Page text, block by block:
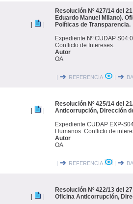
Resolución Nº 427/14 del
Eduardo Manuel Milano).
Políticas de Transparencia.
Expediente Nº CUDAP
Conflicto de Intereses.
Autor
OA
| REFERENCIA |
Resolución Nº 425/14 del
Anticorrupción, Dirección
Expediente CUDAP EXP-
Humanos. Conflicto de
Autor
OA
| REFERENCIA |
Resolución Nº 422/13 del
Oficina Anticorrupción,